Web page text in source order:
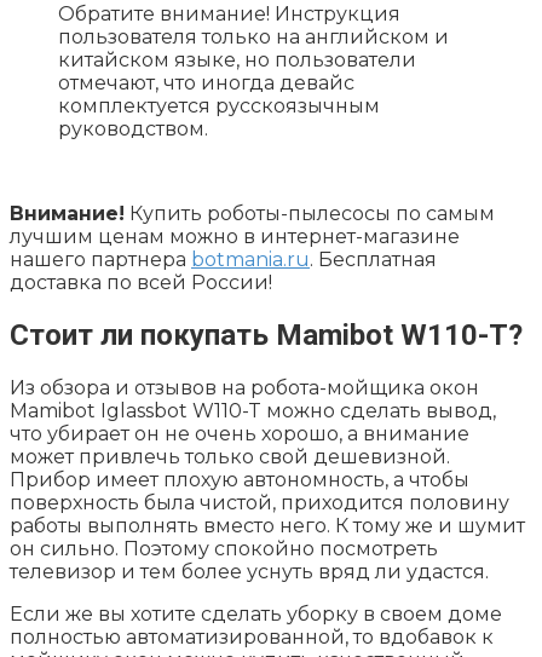
Обратите внимание! Инструкция
пользователя только на английском и
китайском языке, но пользователи
отмечают, что иногда девайс
комплектуется русскоязычным
руководством.
Внимание! Купить роботы-пылесосы по самым
лучшим ценам можно в интернет-магазине
нашего партнера botmania.ru. Бесплатная
доставка по всей России!
Стоит ли покупать Mamibot W110-T?
Из обзора и отзывов на робота-мойщика окон
Mamibot Iglassbot W110-T можно сделать вывод,
что убирает он не очень хорошо, а внимание
может привлечь только свой дешевизной.
Прибор имеет плохую автономность, а чтобы
поверхность была чистой, приходится половину
работы выполнять вместо него. К тому же и шумит
он сильно. Поэтому спокойно посмотреть
телевизор и тем более уснуть вряд ли удастся.
Если же вы хотите сделать уборку в своем доме
полностью автоматизированной, то вдобавок к